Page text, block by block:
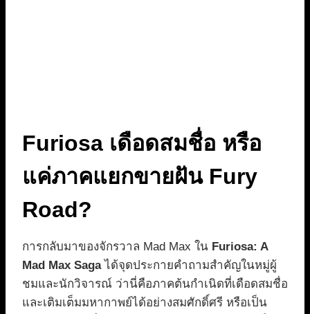
Furiosa เดือดสมชื่อ หรือ
แค่ภาคแยกขายฝัน Fury
Road?
การกลับมาของจักรวาล Mad Max ใน Furiosa: A
Mad Max Sagaได้จุดประกายคำถามสำคัญในหมู่ผู้
ชมและนักวิจารณ์ ว่านี่คือภาคต้นกำเนิดที่เดือดสมชื่อ
และเติมเต็มมหากาพย์ได้อย่างสมศักดิ์ศรี หรือเป็น